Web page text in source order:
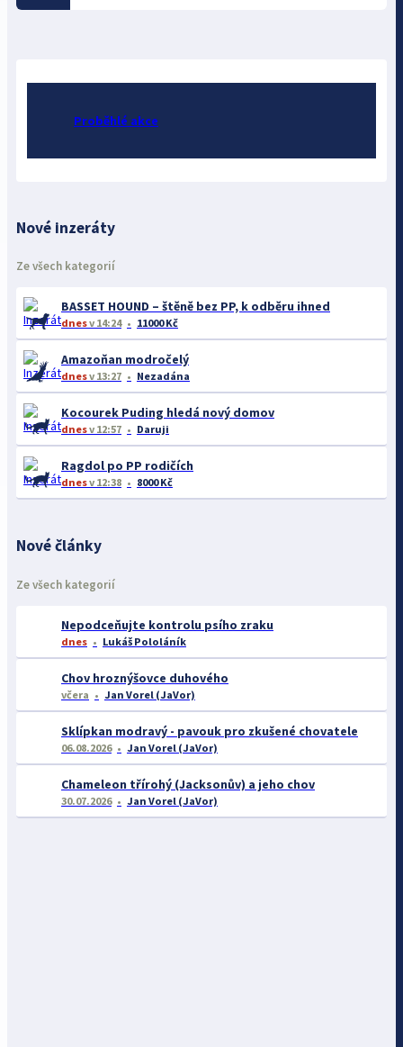
Proběhlé akce
Nové inzeráty
Ze všech kategorií
BASSET HOUND – štěně bez PP, k odběru ihned
dnesv 14:24 11000 Kč
Amazoňan modročelý
dnesv 13:27 Nezadána
Kocourek Puding hledá nový domov
dnesv 12:57 Daruji
Ragdol po PP rodičích
dnesv 12:38 8000 Kč
Nové články
Ze všech kategorií
Nepodceňujte kontrolu psího zraku
dnes Lukáš Pololáník
Chov hroznýšovce duhového
včera Jan Vorel (JaVor)
Sklípkan modravý - pavouk pro zkušené chovatele
06.08.2026 Jan Vorel (JaVor)
Chameleon třírohý (Jacksonův) a jeho chov
30.07.2026 Jan Vorel (JaVor)